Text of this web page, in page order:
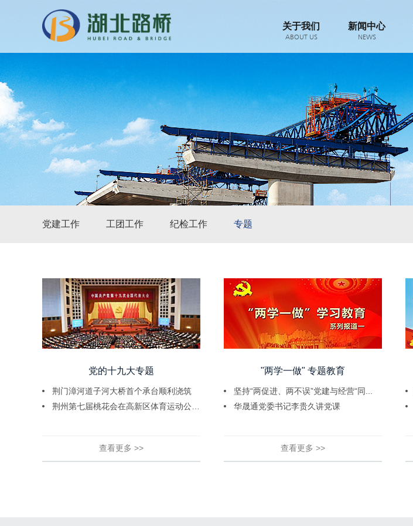
关于我们
ABOUT US
新闻中心
NEWS
党建工作 工团工作 纪检工作 专题
党的十九大专题
荆门漳河道子河大桥首个承台顺利浇筑
查看更多 >>
"两学一做" 专题教育
坚持“两促进、两不误”党建与经营“同...
华晟通党委书记李贵久讲党课
查看更多 >>